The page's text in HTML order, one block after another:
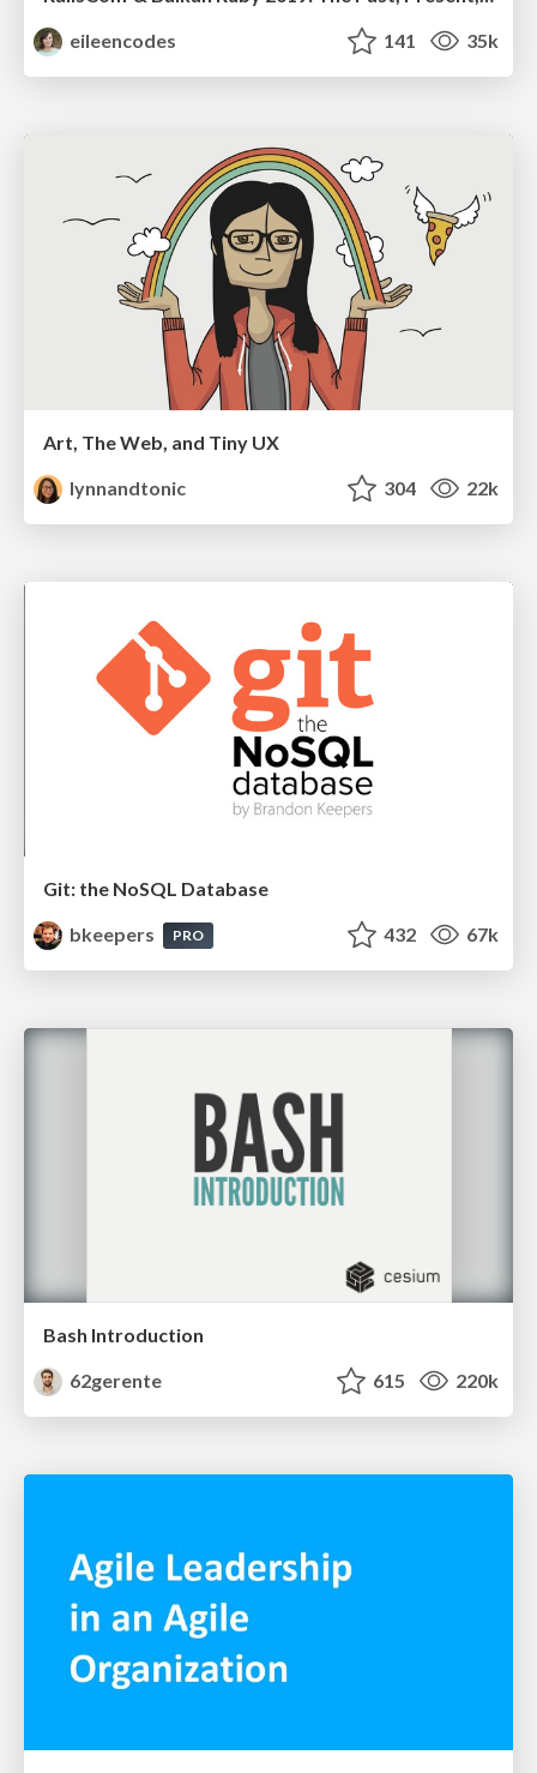
eileencodes
141 35k
Art, The Web, and Tiny UX
lynnandtonic
304 22k
Git: the NoSQL Database
bkeepers
PRO 432 67k
Bash Introduction
62gerente
615 220k